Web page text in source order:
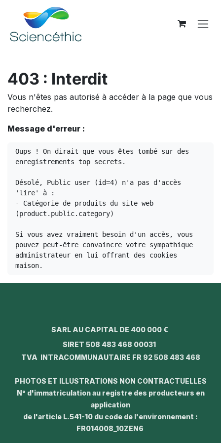
Se rendre au contenu
403 : Interdit
Vous n'êtes pas autorisé à accéder à la page que vous
recherchez.
Message d'erreur :
Oups ! On dirait que vous êtes tombé sur des
enregistrements top secrets.
Désolé, Public user (id=4) n'a pas d'accès
'lire' à :
- Catégorie de produits du site web
(product.public.category)
Si vous avez vraiment besoin d'un accès, vous
pouvez peut-être convaincre votre sympathique
administrateur en lui offrant des cookies
maison.
SARL AU CAPITAL DE 400 000 €
SIRET 508 483 468 00031
TVA INTRACOMMUNAUTAIRE FR 92 508 483 468
PHOTOS ET ILLUSTRATIONS NON CONTRACTUELLES
N° d'immatriculation au registre des producteurs en
application
de l'article L.541-10 du code de l'environnement :
FR014008_10ZEN6